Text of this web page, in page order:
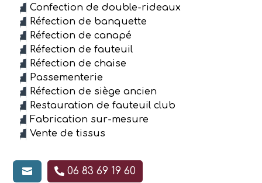
Confection de double-rideaux
Réfection de banquette
Réfection de canapé
Réfection de fauteuil
Réfection de chaise
Passementerie
Réfection de siège ancien
Restauration de fauteuil club
Fabrication sur-mesure
Vente de tissus
06 83 69 19 60